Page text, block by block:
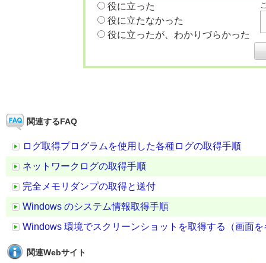
役に立った
役に立たなかった
役に立ったが、わかりづらかった
関連するFAQ
ログ取得プログラムを使用した各種ログの取得手順
ネットワークログの取得手順
完全メモリダンプの取得と送付
Windows のシステム情報取得手順
Windows 環境でスクリーンショットを取得する（画面
関連Webサイト